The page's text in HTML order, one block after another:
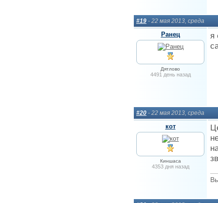
#19 - 22 мая 2013, среда
Ранец
Дятлово
4491 день назад
я
#20 - 22 мая 2013, среда
кот
Киншаса
4353 дня назад